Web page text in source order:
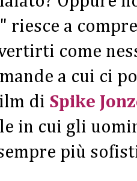
riesce a
come
a cui ci
di Spike
in cui gli
più